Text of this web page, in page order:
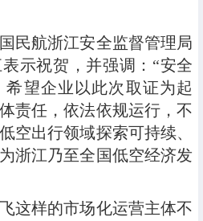
民航浙江安全监督管理局
示祝贺，并强调：“安全
望企业以此次取证为起
责任，依法依规运行，不
空出行领域探索可持续、
浙江乃至全国低空经济发
这样的市场化运营主体不